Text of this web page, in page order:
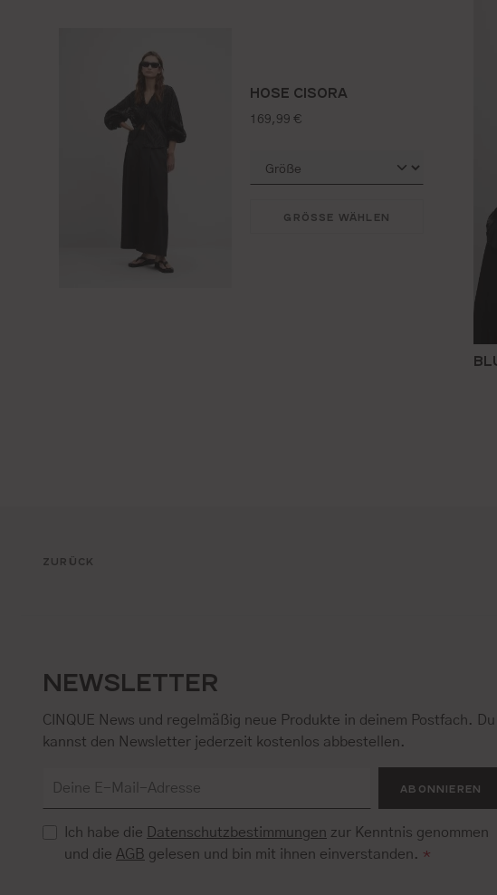
HOSE CISORA
regulärer preis:
169,99 €
GRÖSSE WÄHLEN
ZURÜCK
NEWSLETTER
CINQUE News und regelmäßig neue Produkte in deinem Postfach. Du
kannst den Newsletter jederzeit kostenlos abbestellen.
ABONNIEREN
Ich habe die Datenschutzbestimmungen zur Kenntnis genommen
und dieAGB gelesen und bin mit ihnen einverstanden. *